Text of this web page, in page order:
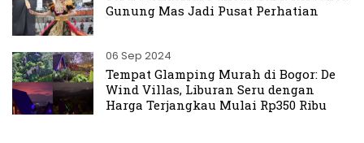
Gunung Mas Jadi Pusat Perhatian
06 Sep 2024
Tempat Glamping Murah di Bogor: De
Wind Villas, Liburan Seru dengan
Harga Terjangkau Mulai Rp350 Ribu